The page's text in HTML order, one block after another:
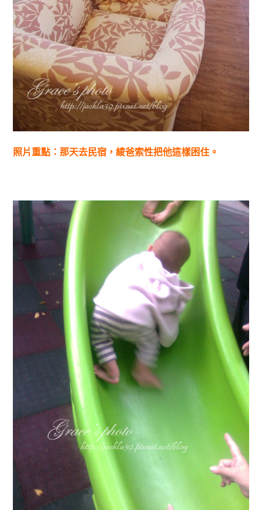
照片重點：那天去民宿，綾爸索性把他這樣困住。